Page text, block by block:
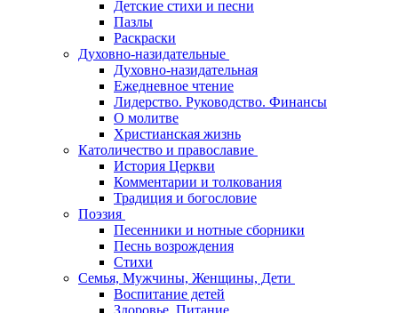
Детские стихи и песни
Пазлы
Раскраски
Духовно-назидательные
Духовно-назидательная
Ежедневное чтение
Лидерство. Руководство. Финансы
О молитве
Христианская жизнь
Католичество и православие
История Церкви
Комментарии и толкования
Традиция и богословие
Поэзия
Песенники и нотные сборники
Песнь возрождения
Стихи
Семья, Мужчины, Женщины, Дети
Воспитание детей